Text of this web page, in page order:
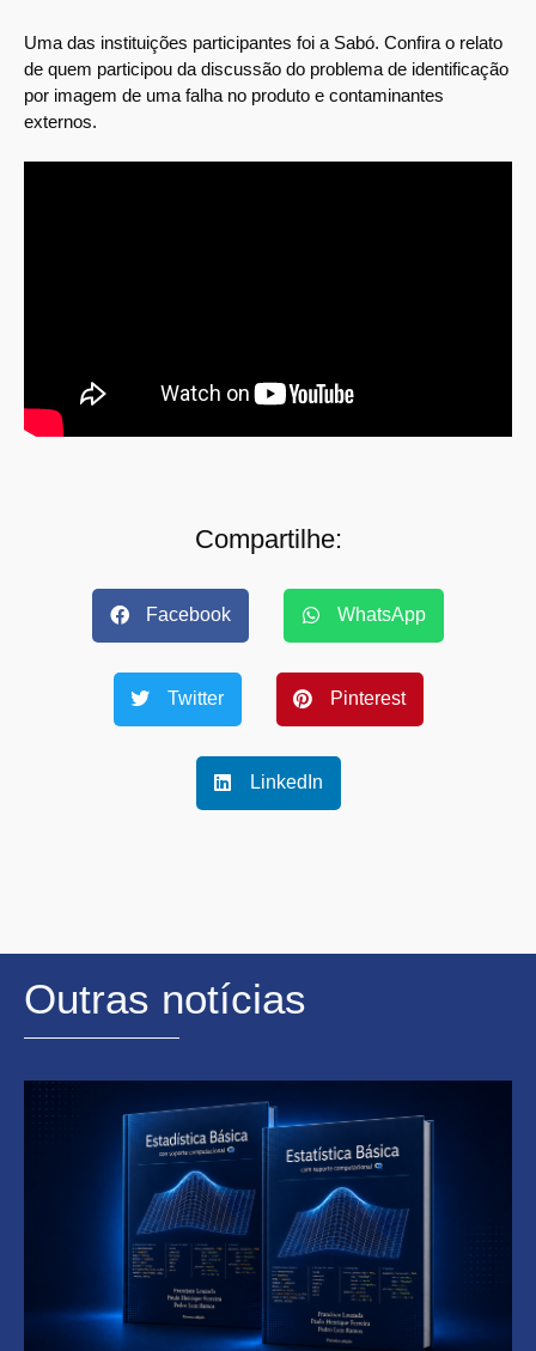
Uma das instituições participantes foi a Sabó. Confira o relato
de quem participou da discussão do problema de identificação
por imagem de uma falha no produto e contaminantes
externos.
Compartilhe:
Facebook WhatsApp
Twitter Pinterest
LinkedIn
Outras notícias